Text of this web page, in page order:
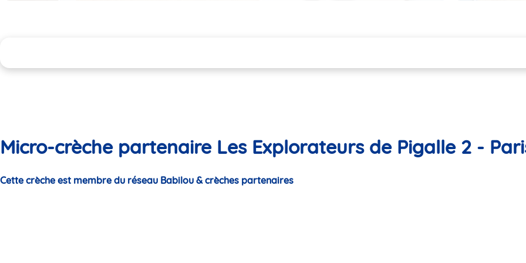
Micro-crèche partenaire Les Explorateurs de Pigalle 2 -
Cette crèche est membre du réseau Babilou & crèches partenaires